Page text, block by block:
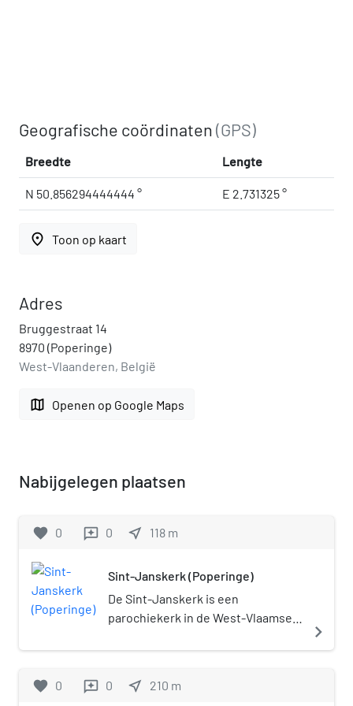
Geografische coördinaten(GPS)
Breedte Lengte
N 50.856294444444 ° E 2.731325 °
place Toon op kaart
Adres
Bruggestraat 14
8970 (Poperinge)
West-Vlaanderen, België
map Openen op Google Maps
Nabijgelegen plaatsen
favorite 0 reviews 0 near_me 118 m
Sint-Janskerk (Poperinge)
De Sint-Janskerk is een
parochiekerk in de West-Vlaamse
Sint-Janskruisstraat.
navigate_next
favorite 0 reviews 0 near_me 210 m